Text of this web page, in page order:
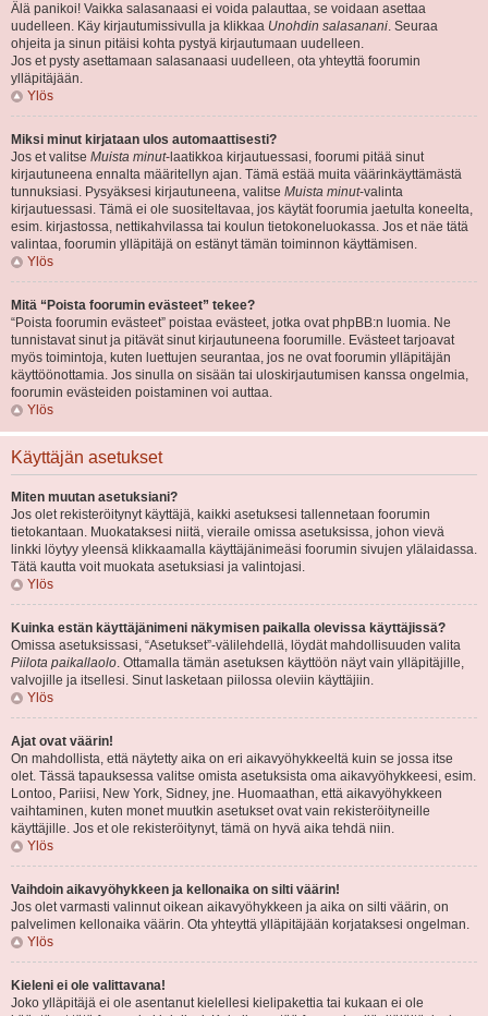
Älä panikoi! Vaikka salasanaasi ei voida palauttaa, se voidaan asettaa
uudelleen. Käy kirjautumissivulla ja klikkaa Unohdin salasanani. Seuraa
ohjeita ja sinun pitäisi kohta pystyä kirjautumaan uudelleen.
Jos et pysty asettamaan salasanaasi uudelleen, ota yhteyttä foorumin
ylläpitäjään.
Ylös
Miksi minut kirjataan ulos automaattisesti?
Jos et valitse Muista minut-laatikkoa kirjautuessasi, foorumi pitää sinut
kirjautuneena ennalta määritellyn ajan. Tämä estää muita väärinkäyttämästä
tunnuksiasi. Pysyäksesi kirjautuneena, valitse Muista minut-valinta
kirjautuessasi. Tämä ei ole suositeltavaa, jos käytät foorumia jaetulta koneelta,
esim. kirjastossa, nettikahvilassa tai koulun tietokoneluokassa. Jos et näe tätä
valintaa, foorumin ylläpitäjä on estänyt tämän toiminnon käyttämisen.
Ylös
Mitä “Poista foorumin evästeet” tekee?
“Poista foorumin evästeet” poistaa evästeet, jotka ovat phpBB:n luomia. Ne
tunnistavat sinut ja pitävät sinut kirjautuneena foorumille. Evästeet tarjoavat
myös toimintoja, kuten luettujen seurantaa, jos ne ovat foorumin ylläpitäjän
käyttöönottamia. Jos sinulla on sisään tai uloskirjautumisen kanssa ongelmia,
foorumin evästeiden poistaminen voi auttaa.
Ylös
Käyttäjän asetukset
Miten muutan asetuksiani?
Jos olet rekisteröitynyt käyttäjä, kaikki asetuksesi tallennetaan foorumin
tietokantaan. Muokataksesi niitä, vieraile omissa asetuksissa, johon vievä
linkki löytyy yleensä klikkaamalla käyttäjänimeäsi foorumin sivujen ylälaidassa.
Tätä kautta voit muokata asetuksiasi ja valintojasi.
Ylös
Kuinka estän käyttäjänimeni näkymisen paikalla olevissa käyttäjissä?
Omissa asetuksissasi, “Asetukset”-välilehdellä, löydät mahdollisuuden valita
Piilota paikallaolo. Ottamalla tämän asetuksen käyttöön näyt vain ylläpitäjille,
valvojille ja itsellesi. Sinut lasketaan piilossa oleviin käyttäjiin.
Ylös
Ajat ovat väärin!
On mahdollista, että näytetty aika on eri aikavyöhykkeeltä kuin se jossa itse
olet. Tässä tapauksessa valitse omista asetuksista oma aikavyöhykkeesi, esim.
Lontoo, Pariisi, New York, Sidney, jne. Huomaathan, että aikavyöhykkeen
vaihtaminen, kuten monet muutkin asetukset ovat vain rekisteröityneille
käyttäjille. Jos et ole rekisteröitynyt, tämä on hyvä aika tehdä niin.
Ylös
Vaihdoin aikavyöhykkeen ja kellonaika on silti väärin!
Jos olet varmasti valinnut oikean aikavyöhykkeen ja aika on silti väärin, on
palvelimen kellonaika väärin. Ota yhteyttä ylläpitäjään korjataksesi ongelman.
Ylös
Kieleni ei ole valittavana!
Joko ylläpitäjä ei ole asentanut kielellesi kielipakettia tai kukaan ei ole